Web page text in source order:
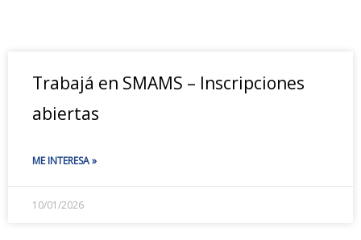
Trabajá en SMAMS – Inscripciones
abiertas
ME INTERESA »
10/01/2026